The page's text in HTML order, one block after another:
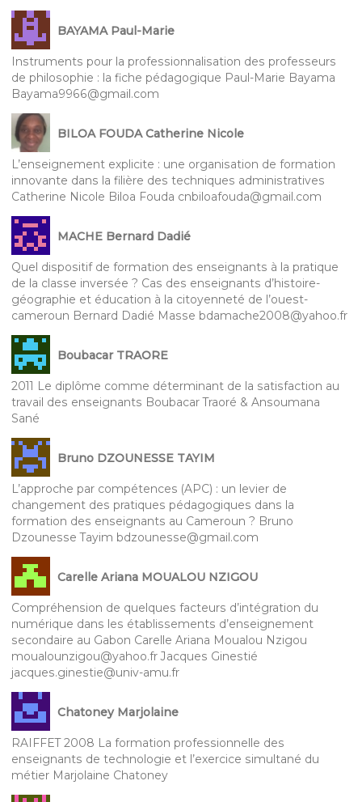
BAYAMA Paul-Marie
Instruments pour la professionnalisation des professeurs
de philosophie : la fiche pédagogique Paul-Marie Bayama
Bayama9966@gmail.com
BILOA FOUDA Catherine Nicole
L’enseignement explicite : une organisation de formation
innovante dans la filière des techniques administratives
Catherine Nicole Biloa Fouda cnbiloafouda@gmail.com
MACHE Bernard Dadié
Quel dispositif de formation des enseignants à la pratique
de la classe inversée ? Cas des enseignants d’histoire-
géographie et éducation à la citoyenneté de l’ouest-
cameroun Bernard Dadié Masse bdamache2008@yahoo.fr
Boubacar TRAORE
2011 Le diplôme comme déterminant de la satisfaction au
travail des enseignants Boubacar Traoré & Ansoumana
Sané
Bruno DZOUNESSE TAYIM
L’approche par compétences (APC) : un levier de
changement des pratiques pédagogiques dans la
formation des enseignants au Cameroun ? Bruno
Dzounesse Tayim bdzounesse@gmail.com
Carelle Ariana MOUALOU NZIGOU
Compréhension de quelques facteurs d’intégration du
numérique dans les établissements d’enseignement
secondaire au Gabon Carelle Ariana Moualou Nzigou
moualounzigou@yahoo.fr Jacques Ginestié
jacques.ginestie@univ-amu.fr
Chatoney Marjolaine
RAIFFET 2008 La formation professionnelle des
enseignants de technologie et l’exercice simultané du
métier Marjolaine Chatoney